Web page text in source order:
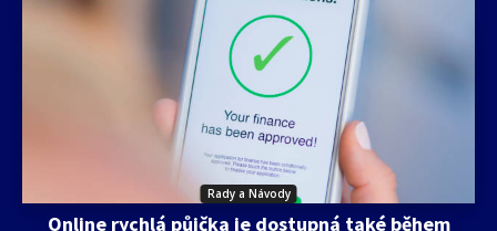
Rady a Návody
Online rychlá půjčka je dostupná také během